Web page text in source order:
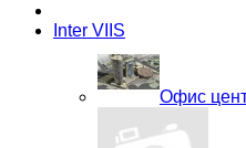
Inter VIIS
Офис